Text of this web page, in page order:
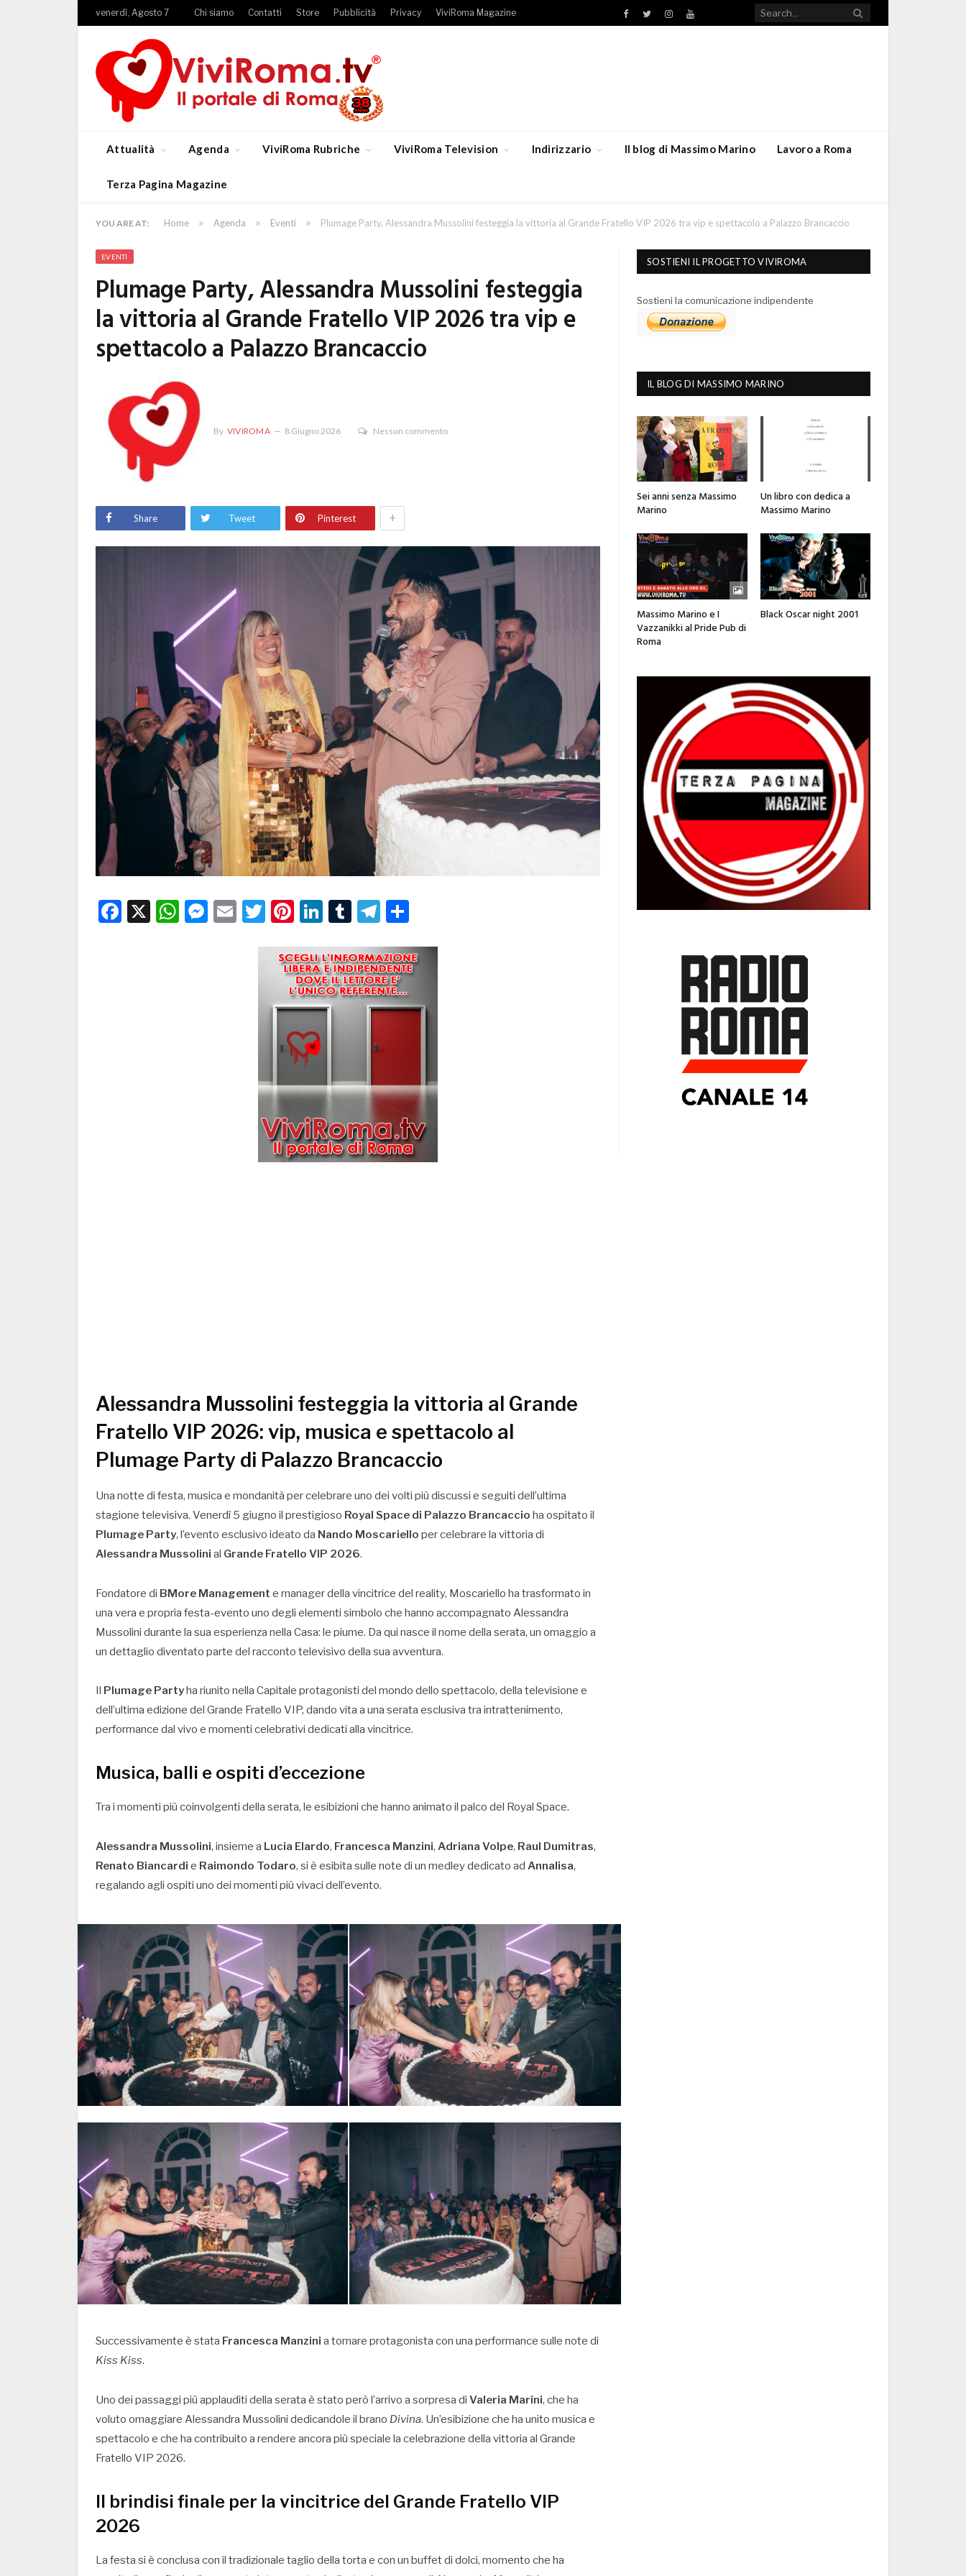
venerdì, Agosto 7 Chi siamo Contatti Store Pubblicità Privacy ViviRoma Magazine Facebook
TwitterInstagramYouTube
Attualità Agenda ViviRoma Rubriche ViviRoma Television Indirizzario Il blog di Massimo Marino Lavoro a Roma
Terza Pagina Magazine
YOU ARE AT: Home » Agenda » Eventi » Plumage Party, Alessandra Mussolini festeggia la vittoria al Grande Fratello VIP 2026 tra vip e spettacolo a Palazzo Brancaccio
EVENTI
Plumage Party, Alessandra Mussolini festeggia
la vittoria al Grande Fratello VIP 2026 tra vip e
spettacolo a Palazzo Brancaccio
By VIVIROMA 8 Giugno 2026 Nessun commento
Share Tweet Pinterest +
Facebook
X WhatsApp
Messenger
EmailTwitter
Pinterest
LinkedIn
TumblrTelegram
Alessandra Mussolini festeggia la vittoria al Grande
Fratello VIP 2026: vip, musica e spettacolo al
Plumage Party di Palazzo Brancaccio
Una notte di festa, musica e mondanità per celebrare uno dei volti più discussi e seguiti dell’ultima
stagione televisiva. Venerdì 5 giugno il prestigioso Royal Space di Palazzo Brancaccio ha ospitato il
Plumage Party, l’evento esclusivo ideato da Nando Moscariello per celebrare la vittoria di
Alessandra Mussolini al Grande Fratello VIP 2026.
Fondatore di BMore Management e manager della vincitrice del reality, Moscariello ha trasformato in
una vera e propria festa-evento uno degli elementi simbolo che hanno accompagnato Alessandra
Mussolini durante la sua esperienza nella Casa: le piume. Da qui nasce il nome della serata, un omaggio a
un dettaglio diventato parte del racconto televisivo della sua avventura.
Plumage Partyha riunito nella Capitale protagonisti del mondo dello spettacolo, della televisione e
dell’ultima edizione del Grande Fratello VIP, dando vita a una serata esclusiva tra intrattenimento,
performance dal vivo e momenti celebrativi dedicati alla vincitrice.
Musica, balli e ospiti d’eccezione
Tra i momenti più coinvolgenti della serata, le esibizioni che hanno animato il palco del Royal Space.
Alessandra Mussolini, insieme a Lucia Elardo, Francesca Manzini, Adriana Volpe, Raul Dumitras,
Renato Biancardi e Raimondo Todaro, si è esibita sulle note di un medley dedicato ad Annalisa,
regalando agli ospiti uno dei momenti più vivaci dell’evento.
Successivamente è stata Francesca Manzini a tornare protagonista con una performance sulle note di
Kiss Kiss.
Uno dei passaggi più applauditi della serata è stato però l’arrivo a sorpresa di Valeria Marini, che ha
voluto omaggiare Alessandra Mussolini dedicandole il brano Divina. Un’esibizione che ha unito musica e
spettacolo e che ha contribuito a rendere ancora più speciale la celebrazione della vittoria al Grande
Fratello VIP 2026.
Il brindisi finale per la vincitrice del Grande Fratello VIP
2026
La festa si è conclusa con il tradizionale taglio della torta e con un buffet di dolci, momento che ha
SOSTIENI IL PROGETTO VIVIROMA
Sostieni la comunicazione indipendente
IL BLOG DI MASSIMO MARINO
Sei anni senza Massimo
Marino
Un libro con dedica a
Massimo Marino
Massimo Marino e I
Vazzanikki al Pride Pub di
Roma
Black Oscar night 2001